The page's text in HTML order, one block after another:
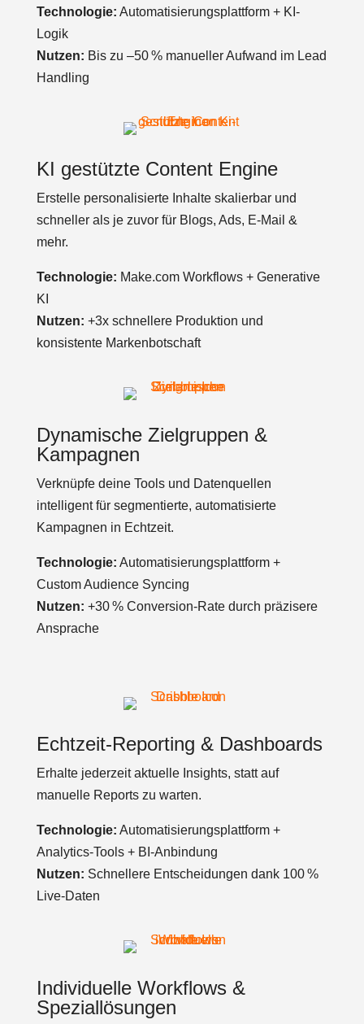
Technologie: Automatisierungsplattform + KI-
Logik
Nutzen: Bis zu –50 % manueller Aufwand im Lead
Handling
KI gestützte Content Engine
Erstelle personalisierte Inhalte skalierbar und
schneller als je zuvor für Blogs, Ads, E-Mail &
mehr.
Technologie: Make.com Workflows + Generative
KI
Nutzen: +3x schnellere Produktion und
konsistente Markenbotschaft
Dynamische Zielgruppen &
Kampagnen
Verknüpfe deine Tools und Datenquellen
intelligent für segmentierte, automatisierte
Kampagnen in Echtzeit.
Technologie: Automatisierungsplattform +
Custom Audience Syncing
Nutzen: +30 % Conversion-Rate durch präzisere
Ansprache
Echtzeit-Reporting & Dashboards
Erhalte jederzeit aktuelle Insights, statt auf
manuelle Reports zu warten.
Technologie: Automatisierungsplattform +
Analytics-Tools + BI-Anbindung
Nutzen: Schnellere Entscheidungen dank 100 %
Live-Daten
Individuelle Workflows &
Speziallösungen